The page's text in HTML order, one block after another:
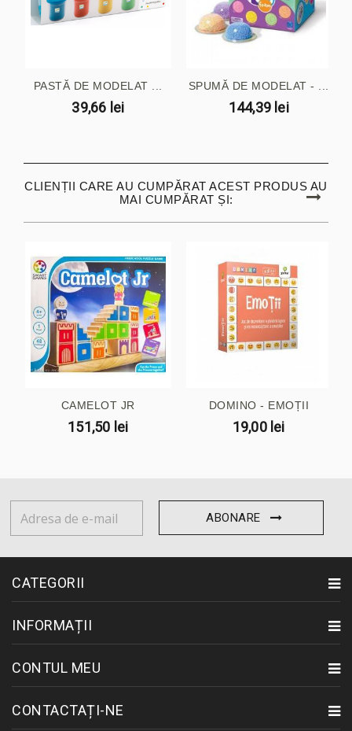
PASTĂ DE MODELAT ...
39,66 lei
SPUMĂ DE MODELAT - ...
144,39 lei
CLIENȚII CARE AU CUMPĂRAT ACEST PRODUS AU
MAI CUMPĂRAT ȘI:
CAMELOT JR
151,50 lei
DOMINO - EMOȚII
19,00 lei
ABONARE
CATEGORII
INFORMAȚII
CONTUL MEU
CONTACTAȚI-NE